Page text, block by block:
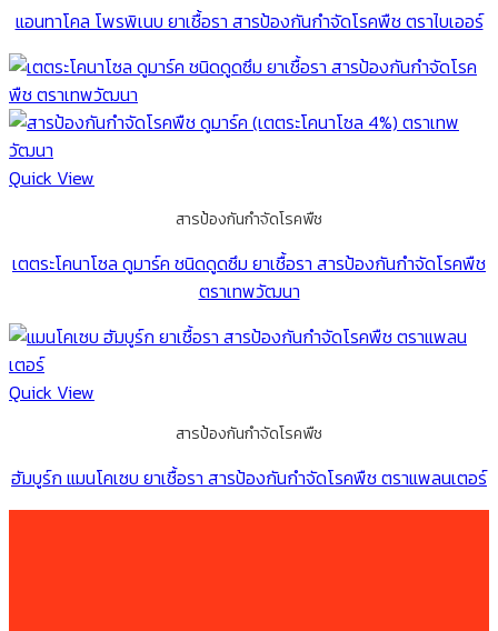
แอนทาโคล โพรพิเนบ ยาเชื้อรา สารป้องกันกำจัดโรคพืช ตราไบเออร์
Quick View
สารป้องกันกำจัดโรคพืช
เตตระโคนาโซล ดูมาร์ค ชนิดดูดซึม ยาเชื้อรา สารป้องกันกำจัดโรคพืช
ตราเทพวัฒนา
Quick View
สารป้องกันกำจัดโรคพืช
ฮัมบูร์ก แมนโคเซบ ยาเชื้อรา สารป้องกันกำจัดโรคพืช ตราแพลนเตอร์